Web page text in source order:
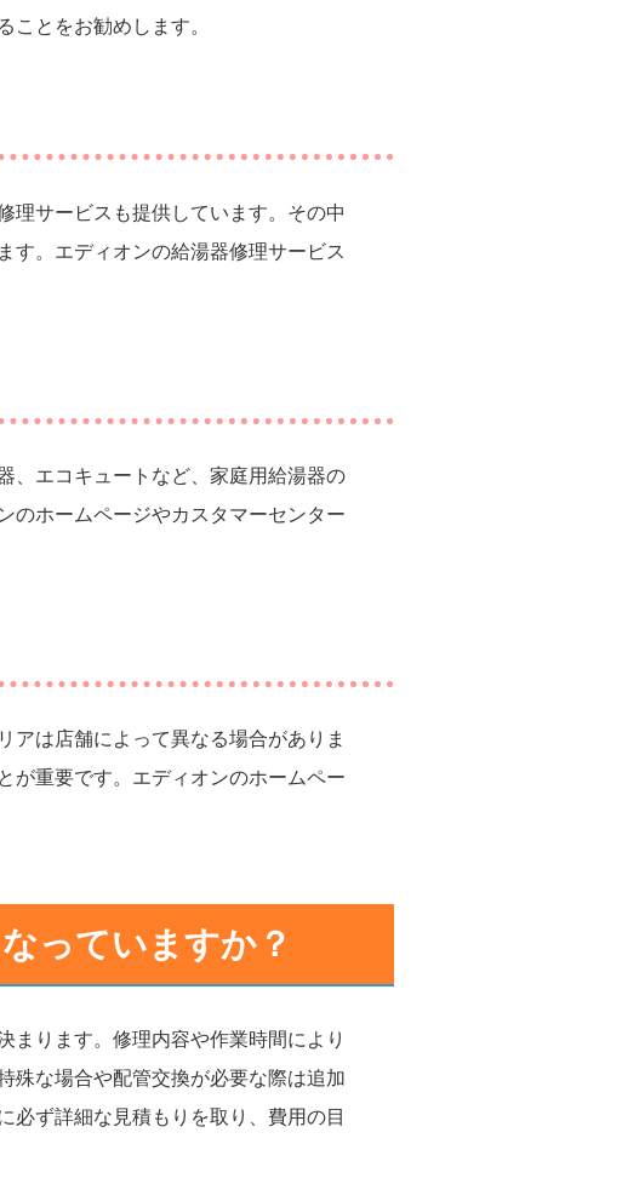
とをお勧めします。
理サービスも提供しています。その中
す。エディオンの給湯器修理サービス
、エコキュートなど、家庭用給湯器の
のホームページやカスタマーセンター
アは店舗によって異なる場合がありま
が重要です。エディオンのホームペー
っていますか？
まります。修理内容や作業時間により
殊な場合や配管交換が必要な際は追加
必ず詳細な見積もりを取り、費用の目